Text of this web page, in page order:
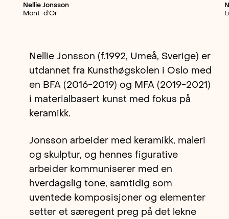
Nellie Jonsson
Mont-d’Or
Nellie Jonsson (f.1992, Umeå, Sverige) er
utdannet fra Kunsthøgskolen i Oslo med
en BFA (2016-2019) og MFA (2019-2021)
i materialbasert kunst med fokus på
keramikk.
Jonsson arbeider med keramikk, maleri
og skulptur, og hennes figurative
arbeider kommuniserer med en
hverdagslig tone, samtidig som
uventede komposisjoner og elementer
setter et særegent preg på det lekne